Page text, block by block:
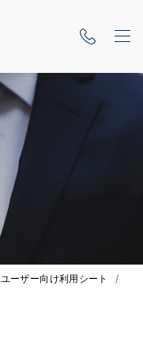
ユーザー向け利用シート
/